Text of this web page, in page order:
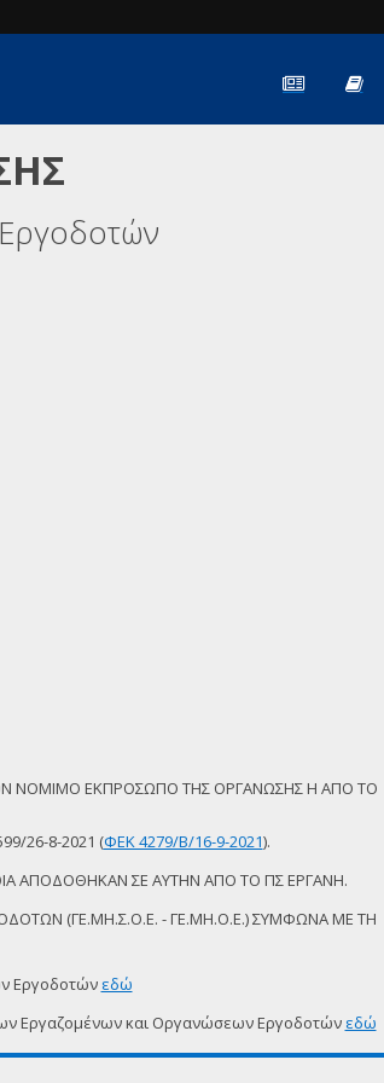
ΝΟΜΙΜΟ ΕΚΠΡΟΣΩΠΟ ΤΗΣ ΟΡΓΑΝΩΣΗΣ Η ΑΠΟ ΤΟ
26-8-2021 (ΦΕΚ 4279/Β/16-9-2021).
ΑΠΟΔΟΘΗΚΑΝ ΣΕ ΑΥΤΗΝ ΑΠΟ ΤΟ ΠΣ ΕΡΓΑΝΗ.
(ΓΕ.ΜΗ.Σ.Ο.Ε. - ΓΕ.ΜΗ.Ο.Ε.) ΣΥΜΦΩΝΑ ΜΕ ΤΗ
Εργοδοτών εδώ
Εργαζομένων και Οργανώσεων Εργοδοτών εδώ